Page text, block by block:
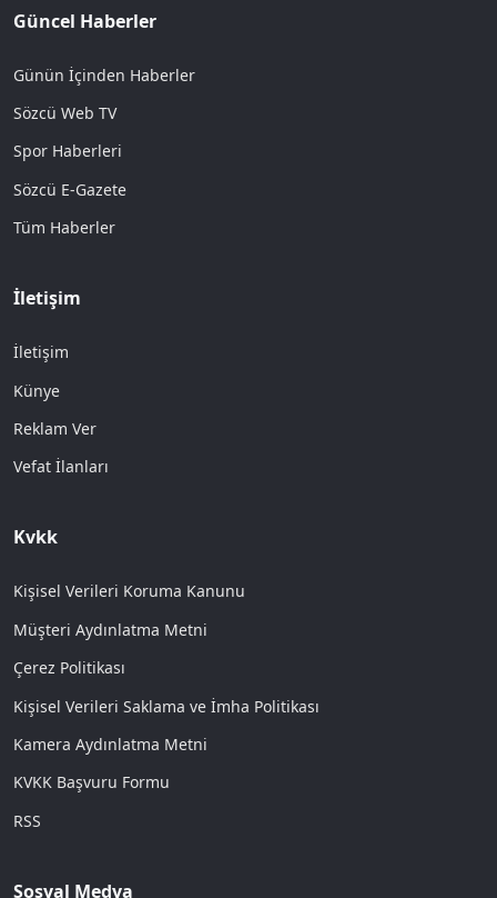
Güncel Haberler
Günün İçinden Haberler
Sözcü Web TV
Spor Haberleri
Sözcü E-Gazete
Tüm Haberler
İletişim
İletişim
Künye
Reklam Ver
Vefat İlanları
Kvkk
Kişisel Verileri Koruma Kanunu
Müşteri Aydınlatma Metni
Çerez Politikası
Kişisel Verileri Saklama ve İmha Politikası
Kamera Aydınlatma Metni
KVKK Başvuru Formu
RSS
Sosyal Medya